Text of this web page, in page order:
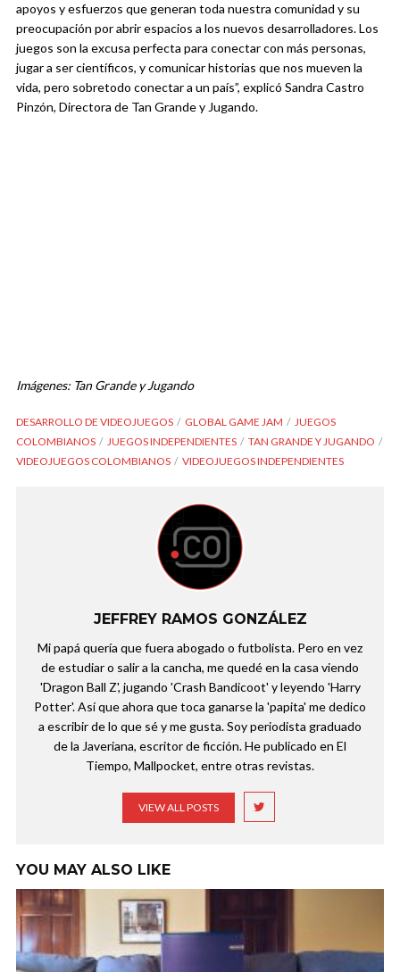
apoyos y esfuerzos que generan toda nuestra comunidad y su
preocupación por abrir espacios a los nuevos desarrolladores. Los
juegos son la excusa perfecta para conectar con más personas,
jugar a ser científicos, y comunicar historias que nos mueven la
vida, pero sobretodo conectar a un país”, explicó Sandra Castro
Pinzón, Directora de Tan Grande y Jugando.
Imágenes: Tan Grande y Jugando
DESARROLLO DE VIDEOJUEGOS GLOBAL GAME JAM
JUEGOS
COLOMBIANOS
JUEGOS INDEPENDIENTES
TAN GRANDE Y JUGANDO
VIDEOJUEGOS COLOMBIANOS
VIDEOJUEGOS INDEPENDIENTES
JEFFREY RAMOS GONZÁLEZ
Mi papá quería que fuera abogado o futbolista. Pero en vez
de estudiar o salir a la cancha, me quedé en la casa viendo
'Dragon Ball Z', jugando 'Crash Bandicoot' y leyendo 'Harry
Potter'. Así que ahora que toca ganarse la 'papita' me dedico
a escribir de lo que sé y me gusta. Soy periodista graduado
de la Javeriana, escritor de ficción. He publicado en El
Tiempo, Mallpocket, entre otras revistas.
VIEW ALL POSTS
YOU MAY ALSO LIKE